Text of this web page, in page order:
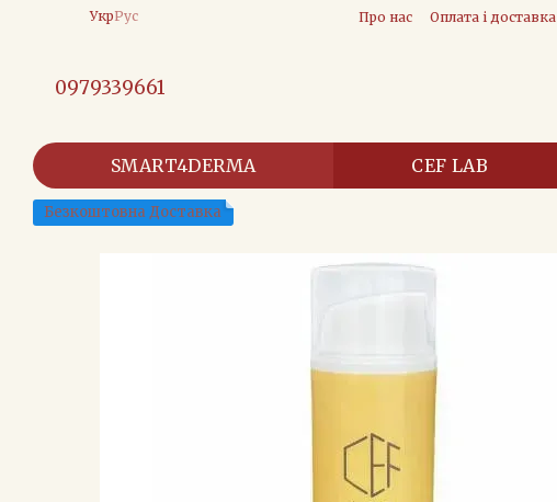
Перейти до основного контенту
УкрРус Про нас Оплата і доставка
0979339661
SMART4DERMA CEF LAB
Безкоштовна Доставка